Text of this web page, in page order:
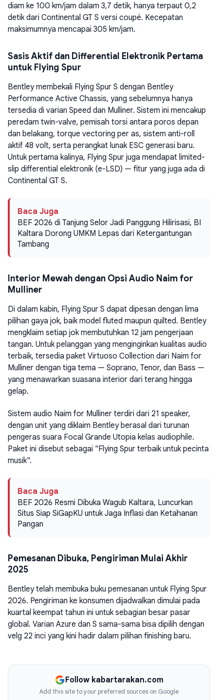
diam ke 100 km/jam dalam 3,7 detik, hanya terpaut 0,2
detik dari Continental GT S versi coupé. Kecepatan
maksimumnya mencapai 305 km/jam.
Sasis Aktif dan Differential Elektronik Pertama
untuk Flying Spur
Bentley membekali Flying Spur S dengan Bentley
Performance Active Chassis, yang sebelumnya hanya
tersedia di varian Speed dan Mulliner. Sistem ini mencakup
peredam twin-valve, pemisah torsi antara poros depan
dan belakang, torque vectoring per as, sistem anti-roll
aktif 48 volt, serta perangkat lunak ESC generasi baru.
Untuk pertama kalinya, Flying Spur juga mendapat limited-
slip differential elektronik (e-LSD) — fitur yang juga ada di
Continental GT S.
Baca Juga
BEF 2026 di Tanjung Selor Jadi Panggung Hilirisasi, BI
Kaltara Dorong UMKM Lepas dari Ketergantungan
Tambang
Interior Mewah dengan Opsi Audio Naim for
Mulliner
Di dalam kabin, Flying Spur S dapat dipesan dengan lima
pilihan gaya jok, baik model fluted maupun quilted. Bentley
mengklaim setiap jok membutuhkan 12 jam pengerjaan
tangan. Untuk pelanggan yang menginginkan kualitas audio
terbaik, tersedia paket Virtuoso Collection dari Naim for
Mulliner dengan tiga tema — Soprano, Tenor, dan Bass —
yang menawarkan suasana interior dari terang hingga
gelap.
Sistem audio Naim for Mulliner terdiri dari 21 speaker,
dengan unit yang diklaim Bentley berasal dari turunan
pengeras suara Focal Grande Utopia kelas audiophile.
Paket ini disebut sebagai "Flying Spur terbaik untuk pecinta
musik".
Baca Juga
BEF 2026 Resmi Dibuka Wagub Kaltara, Luncurkan
Situs Siap SiGapKU untuk Jaga Inflasi dan Ketahanan
Pangan
Pemesanan Dibuka, Pengiriman Mulai Akhir
2025
Bentley telah membuka buku pemesanan untuk Flying Spur
2026. Pengiriman ke konsumen dijadwalkan dimulai pada
kuartal keempat tahun ini untuk sebagian besar pasar
global. Varian Azure dan S sama-sama bisa dipilih dengan
velg 22 inci yang kini hadir dalam pilihan finishing baru.
Follow kabartarakan.com
Add this site to your preferred sources on Google